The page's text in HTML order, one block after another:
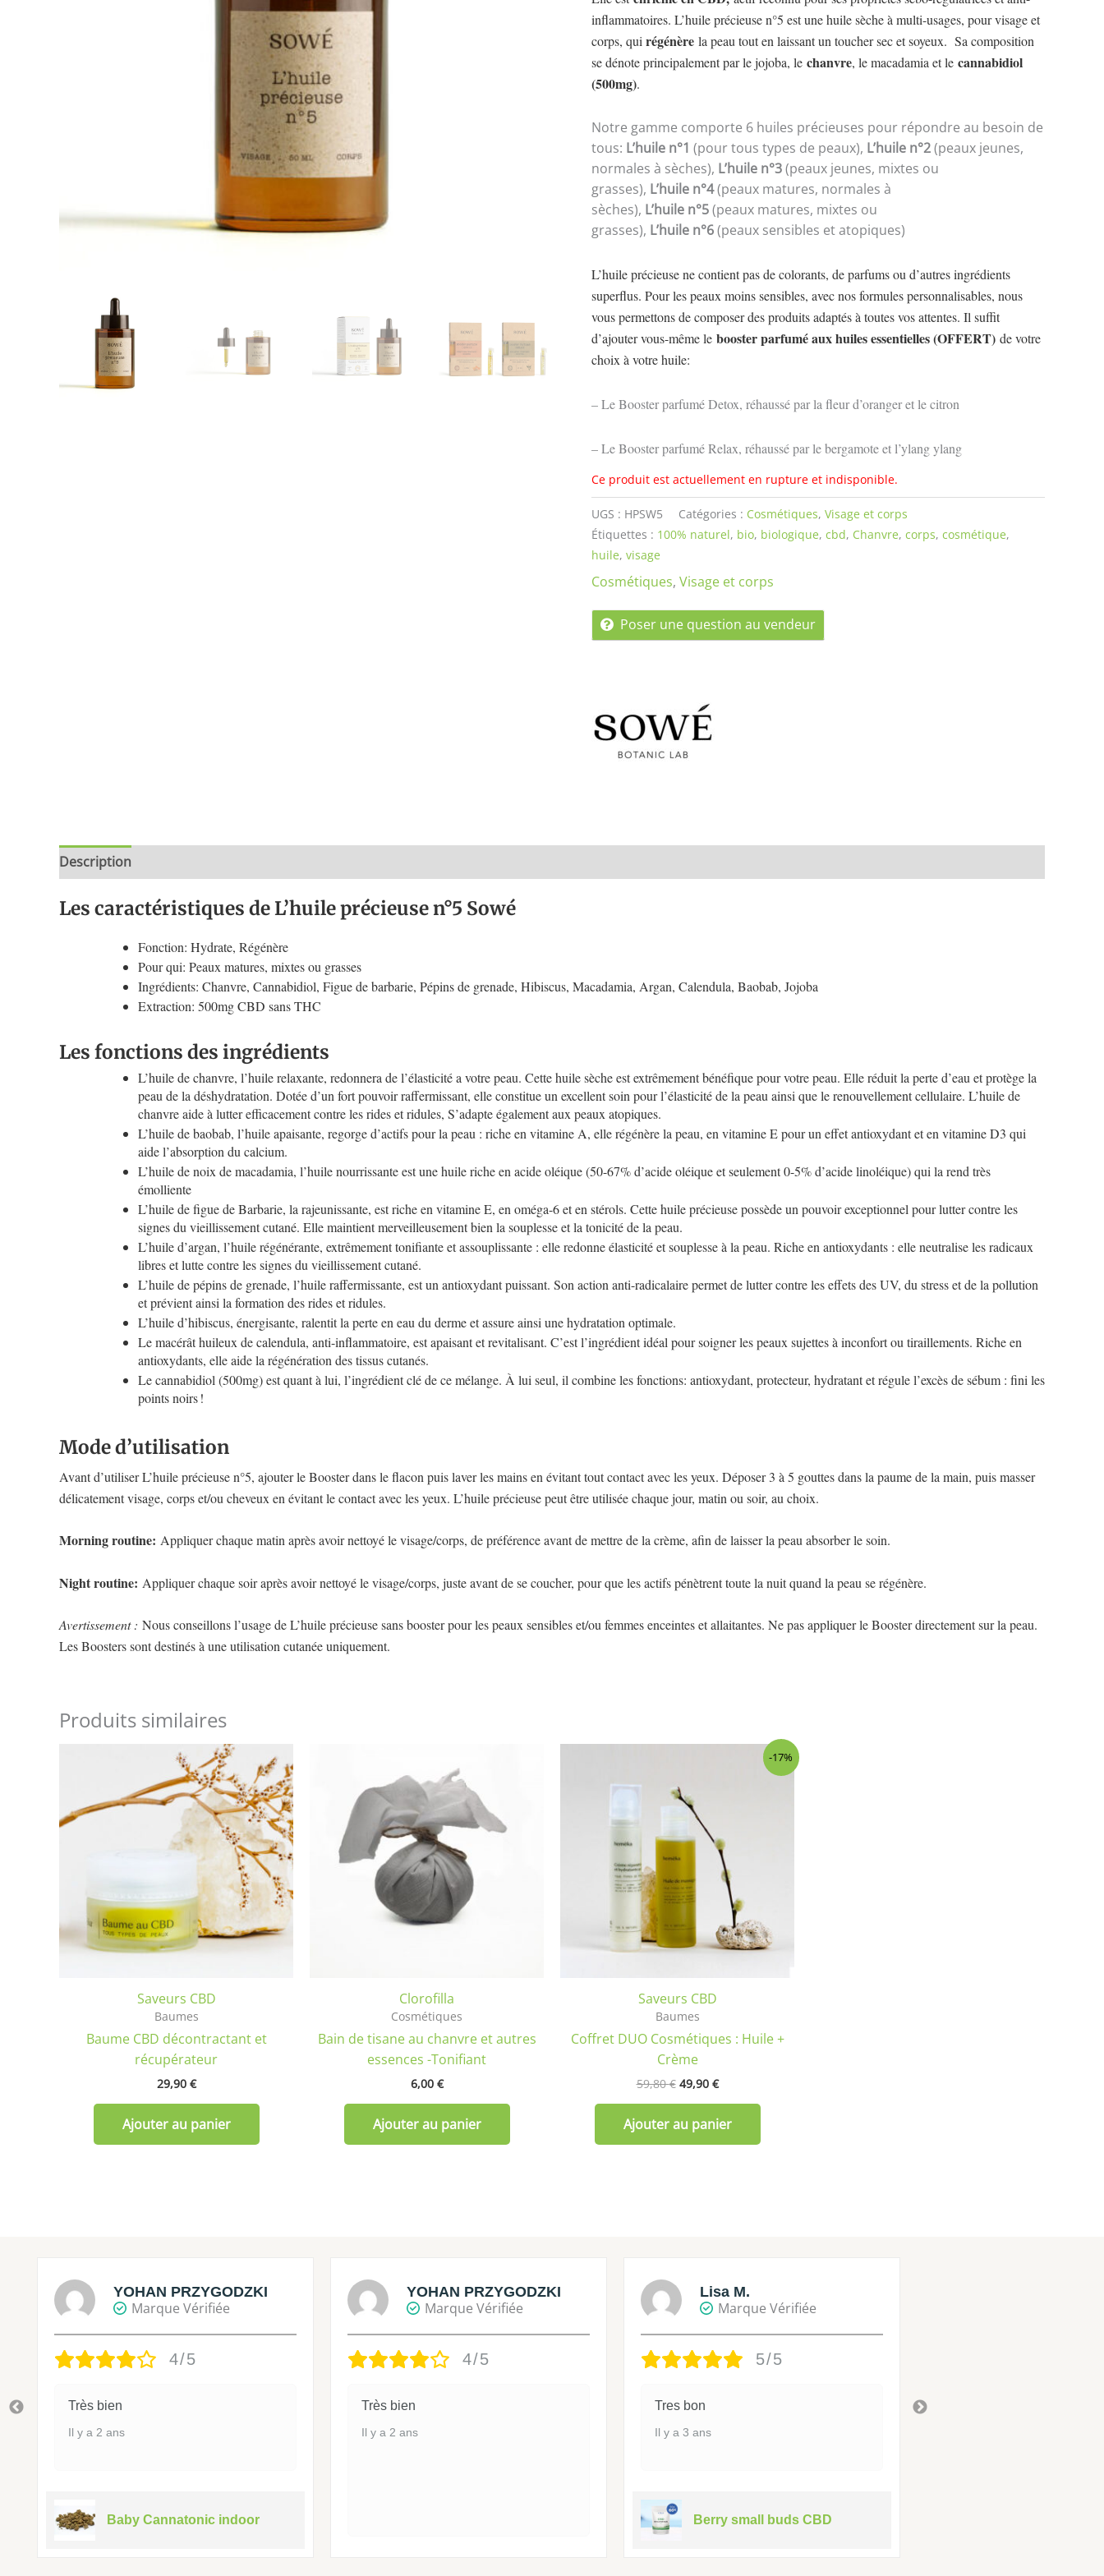
inflammatoires. L’huile précieuse n°5 est une huile sèche à multi-usages, pour visage et
corps, quirégénère la peau tout en laissant un toucher sec et soyeux. Sa composition
se dénote principalement par le jojoba, le chanvre, le macadamia et le cannabidiol
(500mg).
Notre gamme comporte 6 huiles précieuses pour répondre au besoin de
tous: L’huile n°1 (pour tous types de peaux), L’huile n°2(peaux jeunes,
normales à sèches), L’huile n°3(peaux jeunes, mixtes ou
grasses), L’huile n°4(peaux matures, normales à
sèches), L’huile n°5(peaux matures, mixtes ou
grasses), L’huile n°6(peaux sensibles et atopiques)
L’huile précieuse ne contient pas de colorants, de parfums ou d’autres ingrédients
superflus. Pour les peaux moins sensibles, avec nos formules personnalisables, nous
vous permettons de composer des produits adaptés à toutes vos attentes. Il suffit
d’ajouter vous-même le booster parfumé aux huiles essentielles(OFFERT) de votre
choix à votre huile:
– Le Booster parfumé Detox, réhaussé par la fleur d’oranger et le citron
– Le Booster parfumé Relax, réhaussé par le bergamote et l’ylang ylang
Ce produit est actuellement en rupture et indisponible.
UGS : HPSW5 Catégories : Cosmétiques, Visage et corps
Étiquettes : 100% naturel, bio, biologique, cbd, Chanvre, corps, cosmétique,
huile, visage
Cosmétiques, Visage et corps
Poser une question au vendeur
Description
Les caractéristiques de L’huile précieuse n°5 Sowé
Fonction: Hydrate, Régénère
Pour qui: Peaux matures, mixtes ou grasses
Ingrédients: Chanvre, Cannabidiol, Figue de barbarie, Pépins de grenade, Hibiscus, Macadamia, Argan, Calendula, Baobab, Jojoba
Extraction: 500mg CBD sans THC
Les fonctions des ingrédients
L’huile de chanvre, l’huile relaxante, redonnera de l’élasticité a votre peau. Cette huile sèche est extrêmement bénéfique pour votre peau. Elle réduit la perte d’eau et protège la
peau de la déshydratation. Dotée d’un fort pouvoir raffermissant, elle constitue un excellent soin pour l’élasticité de la peau ainsi que le renouvellement cellulaire. L’huile de
chanvre aide à lutter efficacement contre les rides et ridules, S’adapte également aux peaux atopiques.
L’huile de baobab, l’huile apaisante, regorge d’actifs pour la peau : riche en vitamine A, elle régénère la peau, en vitamine E pour un effet antioxydant et en vitamine D3 qui
aide l’absorption du calcium.
L’huile de noix de macadamia, l’huile nourrissante est une huile riche en acide oléique (50-67% d’acide oléique et seulement 0-5% d’acide linoléique) qui la rend très
émolliente
L’huile de figue de Barbarie, la rajeunissante, est riche en vitamine E, en oméga-6 et en stérols. Cette huile précieuse possède un pouvoir exceptionnel pour lutter contre les
signes du vieillissement cutané. Elle maintient merveilleusement bien la souplesse et la tonicité de la peau.
L’huile d’argan, l’huile régénérante, extrêmement tonifiante et assouplissante : elle redonne élasticité et souplesse à la peau. Riche en antioxydants : elle neutralise les radicaux
libres et lutte contre les signes du vieillissement cutané.
L’huile de pépins de grenade, l’huile raffermissante, est un antioxydant puissant. Son action anti-radicalaire permet de lutter contre les effets des UV, du stress et de la pollution
et prévient ainsi la formation des rides et ridules.
L’huile d’hibiscus, énergisante, ralentit la perte en eau du derme et assure ainsi une hydratation optimale.
Le macérât huileux de calendula, anti-inflammatoire, est apaisant et revitalisant. C’est l’ingrédient idéal pour soigner les peaux sujettes à inconfort ou tiraillements. Riche en
antioxydants, elle aide la régénération des tissus cutanés.
Le cannabidiol (500mg) est quant à lui, l’ingrédient clé de ce mélange. À lui seul, il combine les fonctions: antioxydant, protecteur, hydratant et régule l’excès de sébum : fini les
points noirs !
Mode d’utilisation
Avant d’utiliser L’huile précieuse n°5, ajouter le Booster dans le flacon puis laver les mains en évitant tout contact avec les yeux. Déposer 3 à 5 gouttes dans la paume de la main, puis masser
délicatement visage, corps et/ou cheveux en évitant le contact avec les yeux. L’huile précieuse peut être utilisée chaque jour, matin ou soir, au choix.
Morning routine: Appliquer chaque matin après avoir nettoyé le visage/corps, de préférence avant de mettre de la crème, afin de laisser la peau absorber le soin.
Night routine: Appliquer chaque soir après avoir nettoyé le visage/corps, juste avant de se coucher, pour que les actifs pénètrent toute la nuit quand la peau se régénère.
Avertissement : Nous conseillons l’usage de L’huile précieuse sans booster pour les peaux sensibles et/ou femmes enceintes et allaitantes. Ne pas appliquer le Booster directement sur la peau.
Les Boosters sont destinés à une utilisation cutanée uniquement.
Produits similaires
Saveurs CBD
Baumes
Baume CBD décontractant et
récupérateur
29,90 €
Ajouter au panier
Clorofilla
Cosmétiques
Bain de tisane au chanvre et autres
essences -Tonifiant
6,00 €
Ajouter au panier
-17%
Saveurs CBD
Baumes
Coffret DUO Cosmétiques : Huile +
Crème
59,80€
était :
59,80 €.
49,90 €
Ajouter au panier
YOHAN PRZYGODZKI
Marque Vérifiée
4/5
Très bien
Il y a 2 ans
Baby Cannatonic indoor
YOHAN PRZYGODZKI
Marque Vérifiée
4/5
Très bien
Il y a 2 ans
Lisa M.
Marque Vérifiée
5/5
Tres bon
Il y a 3 ans
Berry small buds CBD